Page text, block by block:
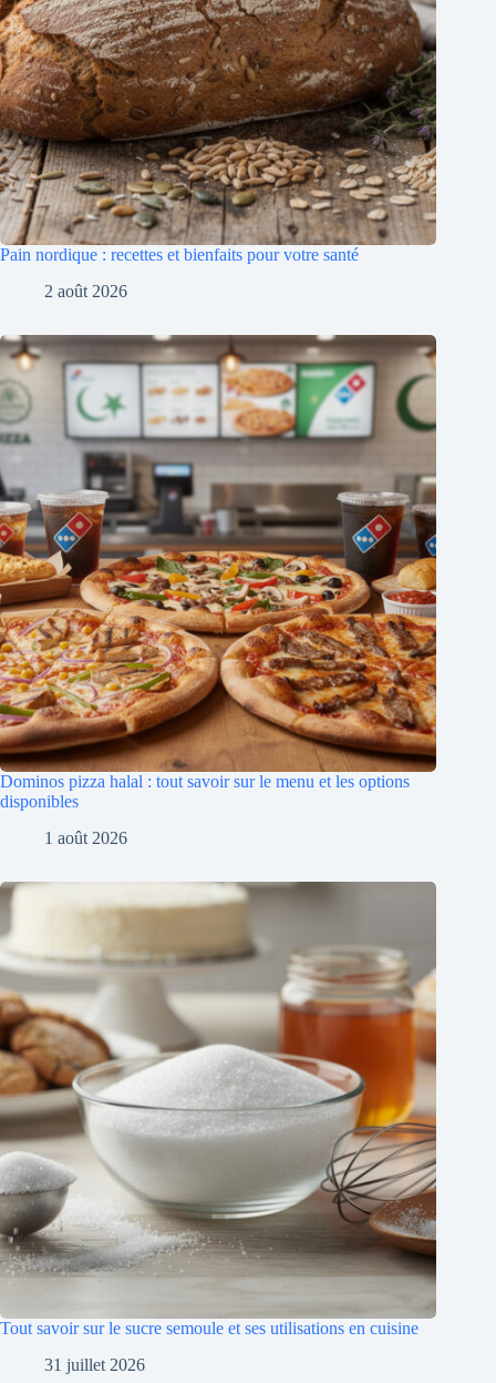
Pain nordique : recettes et bienfaits pour votre santé
2 août 2026
Dominos pizza halal : tout savoir sur le menu et les options
disponibles
1 août 2026
Tout savoir sur le sucre semoule et ses utilisations en cuisine
31 juillet 2026